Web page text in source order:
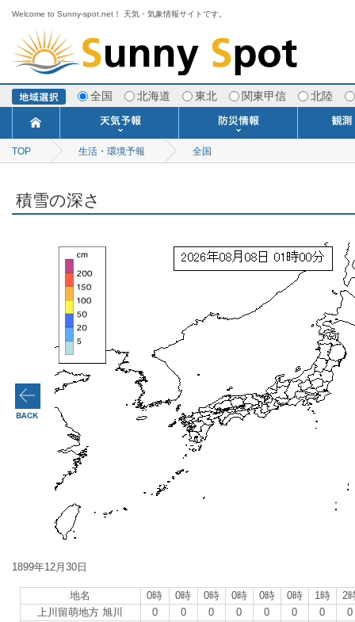
Welcome to Sunny-spot.net！ 天気・気象情報サイトです。
全国 北海道 東北 関東甲信 北陸
TOPICS
分布予報
今日明日の天気
ポイント予報
週間天気予報
1ヶ月予報
3ヶ月予報
寒・暖候期予報
世界の天気
海上予報
TOP 生活・環境予報 全国
積雪の深さ
1899年12月30日
地名 0時 0時 0時 0時 0時 0時 1時
2
上川留萌地方 旭川
0 0 0 0 0 0 0
0